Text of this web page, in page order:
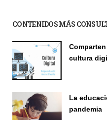
CONTENIDOS MÁS
cultura
La
pandemia